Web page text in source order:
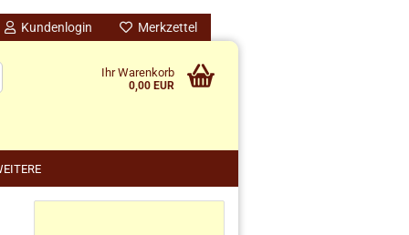
Kundenlogin Merkzettel
Ihr Warenkorb
0,00 EUR